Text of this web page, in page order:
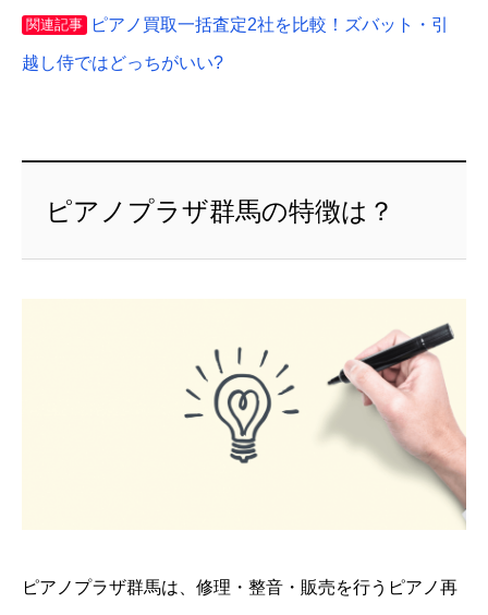
関連記事 ピアノ買取一括査定2社を比較！ズバット・引
越し侍ではどっちがいい?
ピアノプラザ群馬の特徴は？
ピアノプラザ群馬は、修理・整音・販売を行うピアノ再